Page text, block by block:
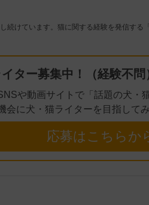
続けています。猫に関する経験を発信する
イター募集中！（経験不問
や動画サイトで「話題の犬・
会に犬・猫ライターを目指して
応募はこちらか